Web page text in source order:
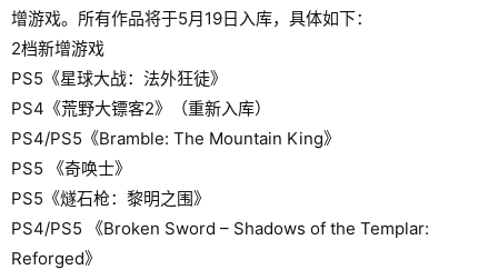
增游戏。所有作品将于5月19日入库，具体如下：
2档新增游戏
PS5《星球大战：法外狂徒》
PS4《荒野大镖客2》（重新入库）
PS4/PS5《Bramble: The Mountain King》
PS5 《奇唤士》
PS5《燧石枪：黎明之围》
PS4/PS5 《Broken Sword – Shadows of the Templar:
Reforged》